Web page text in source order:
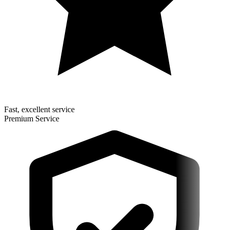
Fast, excellent service
Premium Service